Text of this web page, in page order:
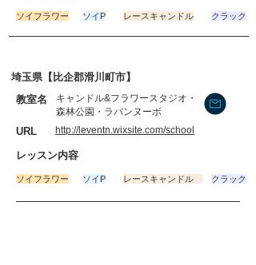
​ソイフラワー ソイP レースキャンドル クラック
埼玉県【比企郡滑川町市】
​教室名
キャンドル&フラワースタジオ・
森林公園・ラバンヌーボ
http://leventn.wixsite.com/school
​URL
​レッスン内容
​ソイフラワー ソイP レースキャンドル クラック